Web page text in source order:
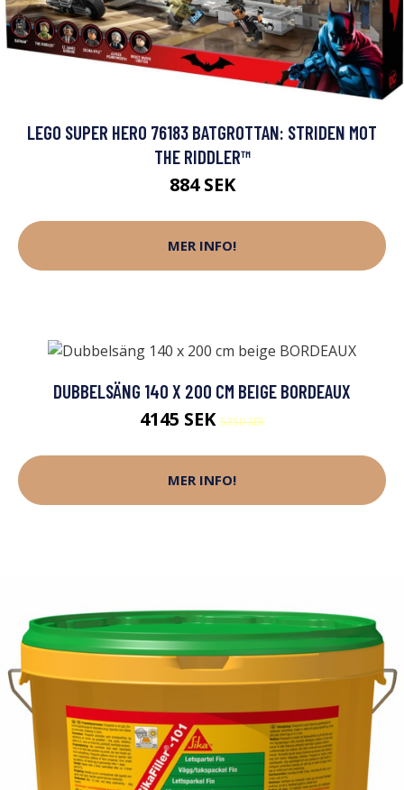
LEGO SUPER HERO 76183 BATGROTTAN: STRIDEN MOT
THE RIDDLER™
884 SEK
MER INFO!
DUBBELSÄNG 140 X 200 CM BEIGE BORDEAUX
4145 SEK5350 SEK
MER INFO!